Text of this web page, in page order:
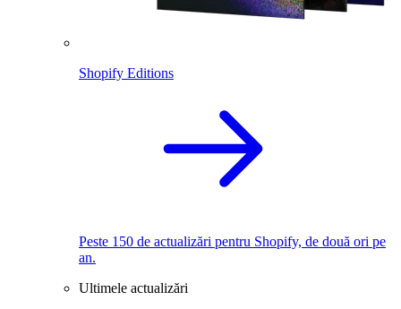
Shopify Editions
Peste 150 de actualizări pentru Shopify, de două ori pe
an.
Ultimele actualizări